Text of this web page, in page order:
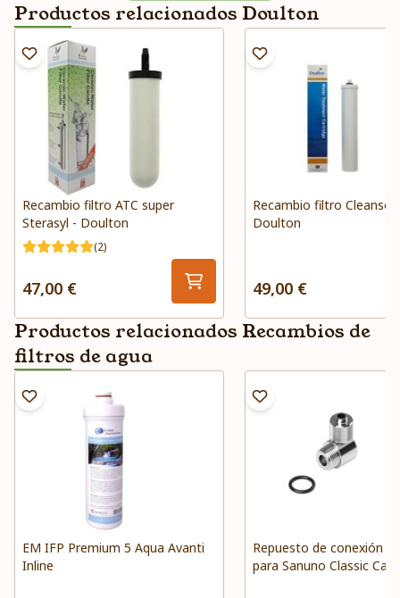
Productos relacionados Doulton
Recambio filtro ATC super
Sterasyl - Doulton
(2)
47,00 €
Recambio filtro
Doulton
49,00 €
Productos relacionados Recambios de
filtros de agua
EM IFP Premium 5 Aqua Avanti
Inline
Repuesto de conexión
para Sanuno Classic